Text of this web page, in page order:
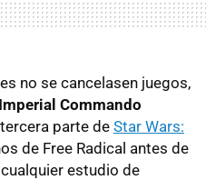
no se cancelasen juegos,
Commando
parte de Star Wars:
de Free Radical antes de
estudio de